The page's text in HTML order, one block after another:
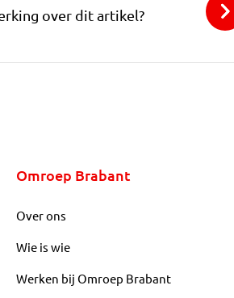
over dit artikel?
Omroep Brabant
Over ons
Wie is wie
Werken bij Omroep Brabant